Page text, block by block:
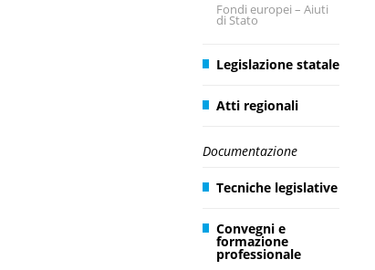
Fondi europei – Aiuti
di Stato
Legislazione statale
Atti regionali
Documentazione
Tecniche legislative
Convegni e
formazione
professionale